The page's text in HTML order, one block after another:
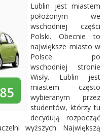
Lublin jest miastem
położonym we
wschodniej części
Polski. Obecnie to
największe miasto w
Polsce po
wschodniej stronie
Wisły. Lublin jest
miastem często
wybieranym przez
studentów, którzy tu
decydują rozpocząć
wyższych. Największą